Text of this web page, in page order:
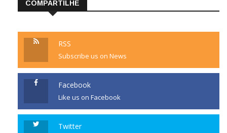
COMPARTILHE
RSS
Subscribe us on News
Facebook
Like us on Facebook
Twitter